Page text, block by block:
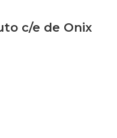
c/e de Onix